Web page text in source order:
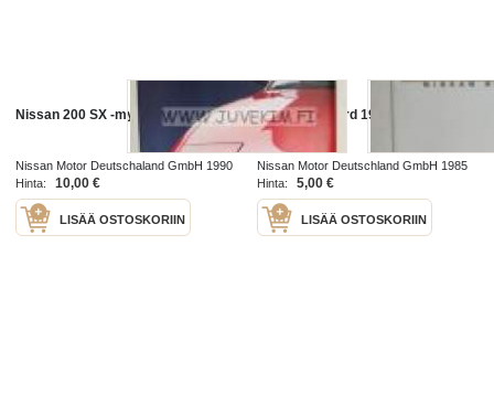
Nissan 200 SX -myyntiesite
Nissan Motor Deutschaland GmbH 1990
Hinta:
10,00 €
LISÄÄ OSTOSKORIIN
Nissan Bluebird 1986 -myyntiesite
Nissan Motor Deutschland GmbH 1985
Hinta:
5,00 €
LISÄÄ OSTOSKORIIN